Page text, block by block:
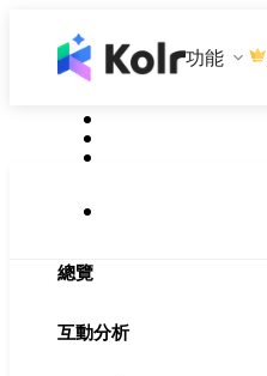
功能
總覽
互動分析